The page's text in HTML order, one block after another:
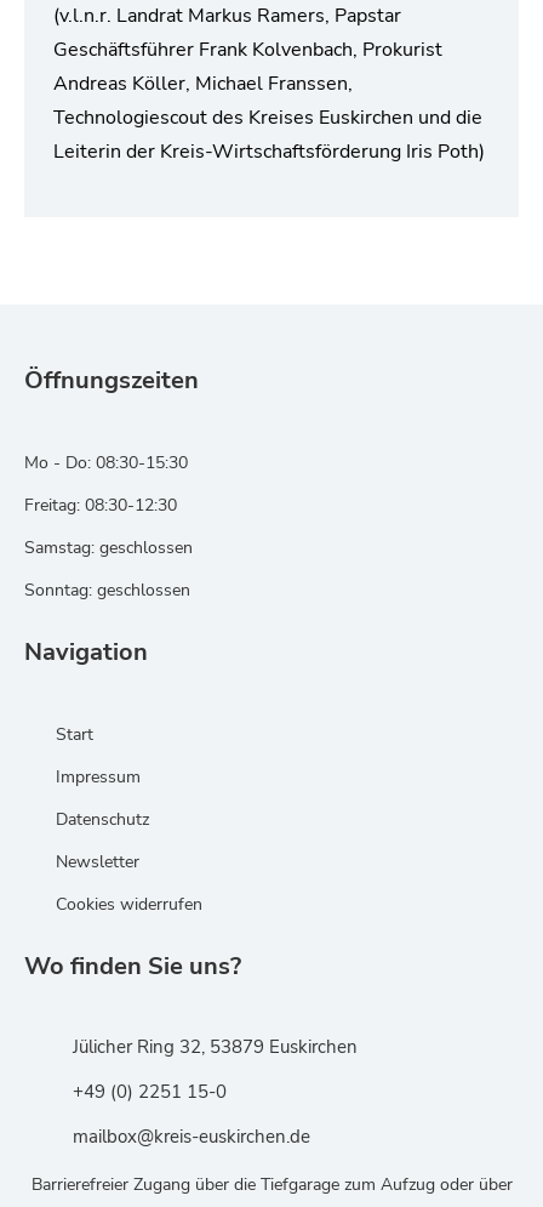
(v.l.n.r. Landrat Markus Ramers, Papstar
Geschäftsführer Frank Kolvenbach, Prokurist
Andreas Köller, Michael Franssen,
Technologiescout des Kreises Euskirchen und die
Leiterin der Kreis-Wirtschaftsförderung Iris Poth)
Öffnungszeiten
Mo - Do: 08:30-15:30
Freitag: 08:30-12:30
Samstag: geschlossen
Sonntag: geschlossen
Navigation
Start
Impressum
Datenschutz
Newsletter
Cookies widerrufen
Wo finden Sie uns?
Jülicher Ring 32, 53879 Euskirchen
+49 (0) 2251 15-0
mailbox@kreis-euskirchen.de
Barrierefreier Zugang über die Tiefgarage zum Aufzug oder über